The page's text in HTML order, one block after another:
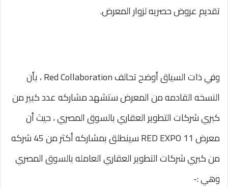
تقديم عروض حصريه لزوار المعرض.
وفي ذات السياق أوضح تحالف Red Collaboration ، بأن
النسخه القادمه من المعرض ستشهد مشاركه عدد كبير من
كبري شركات التطوير العقاري بالسوق المصري ، حيث أن
معرض RED EXPO 11 سينطلق بمشاركه أكثر من 45 شركه
من كبري شركات التطوير العقاري العامله بالسوق المصري
وهي :-